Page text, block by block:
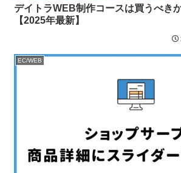
デイトラWEB制作コースは買うべき
【2025年最新】
EC/WEB